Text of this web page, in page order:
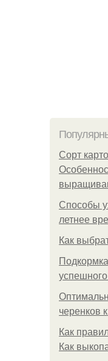
Сорт
Способы
летнее
Как
черенков
Как
Как